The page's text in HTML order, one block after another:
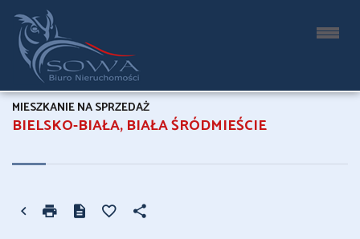
BIELSKO-BIAŁA, BIAŁA ŚRÓDMIEŚCIE
MIESZKANIE NA SPRZEDAŻ